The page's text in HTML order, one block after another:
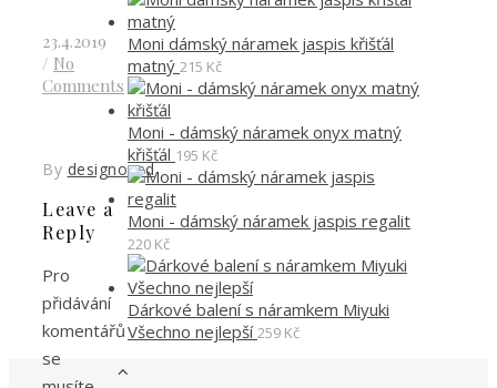
23.4.2019
/ No
Comments
By designoved
Leave a
Reply
Pro
přidávání
komentářů
se
Moni dámský náramek jaspis křišťál
matný 215 Kč
Moni - dámský náramek onyx matný
křišťál 195 Kč
Moni - dámský náramek jaspis regalit
220 Kč
Dárkové balení s náramkem Miyuki
Všechno nejlepší 259 Kč